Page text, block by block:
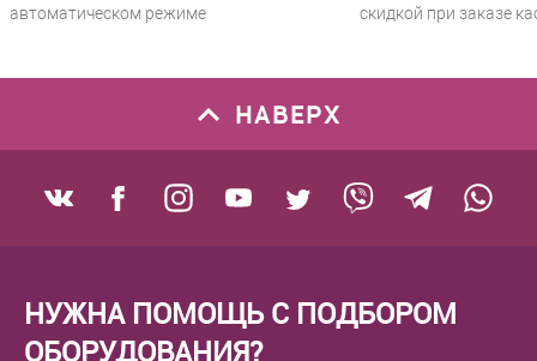
автоматическом режиме
скидкой при заказе
НАВЕРХ
НУЖНА ПОМОЩЬ С ПОДБОРОМ
ОБОРУДОВАНИЯ?